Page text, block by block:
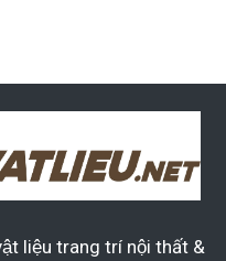
liệu trang trí nội thất &